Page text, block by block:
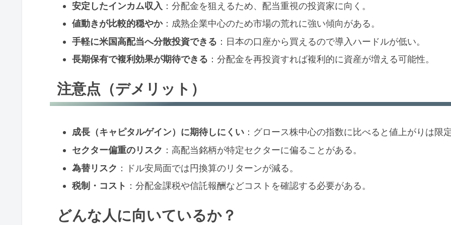
安定したインカム収入 ：分配金を狙えるため、配当重視の投資家に向く。
値動きが比較的穏やか：成熟企業中心のため市場の荒れに強い傾向がある。
手軽に米国高配当へ分散投資できる ：日本の口座から買えるので導入ハードルが低い。
長期保有で複利効果が期待できる ：分配金を再投資すれば複利的に資産が増える可能性。
注意点（デメリット）
成長（キャピタルゲイン）に期待しにくい：グロース株中心の指数に比べると値上がりは限
セクター偏重のリスク ：高配当銘柄が特定セクターに偏ることがある。
為替リスク ：ドル安局面では円換算のリターンが減る。
税制・コスト ：分配金課税や信託報酬などコストを確認する必要がある。
どんな人に向いているか？